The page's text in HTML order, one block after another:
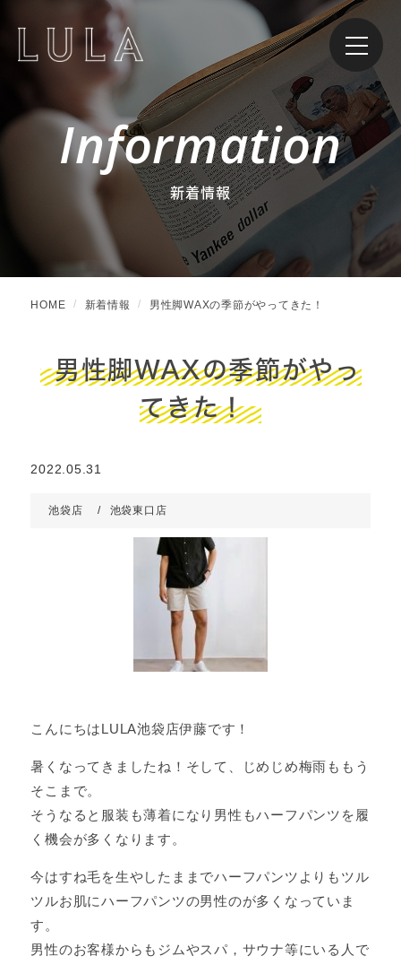
Information
新着情報
HOME 新着情報 男性脚WAXの季節がやってきた！
男性脚WAXの季節がやっ
てきた！
2022.05.31
池袋店 池袋東口店
こんにちはLULA池袋店伊藤です！
暑くなってきましたね！そして、じめじめ梅雨ももう
そこまで。
そうなると服装も薄着になり男性もハーフパンツを履
く機会が多くなります。
今はすね毛を生やしたままでハーフパンツよりもツル
ツルお肌にハーフパンツの男性のが多くなっていま
す。
男性のお客様からもジムやスパ，サウナ等にいる人で